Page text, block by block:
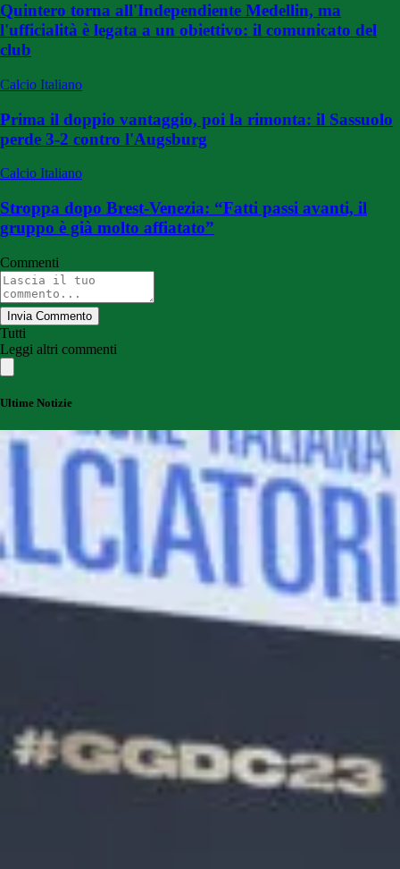
Quintero torna all'Independiente Medellin, ma
l'ufficialità è legata a un obiettivo: il comunicato del
club
Calcio Italiano
Prima il doppio vantaggio, poi la rimonta: il Sassuolo
perde 3-2 contro l'Augsburg
Calcio Italiano
Stroppa dopo Brest-Venezia: “Fatti passi avanti, il
gruppo è già molto affiatato”
Commenti
Invia Commento
Tutti
Leggi altri commenti
Ultime Notizie